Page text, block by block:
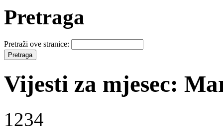
Pretraga
Pretraži ove stranice:
Vijesti za mjesec:
1234